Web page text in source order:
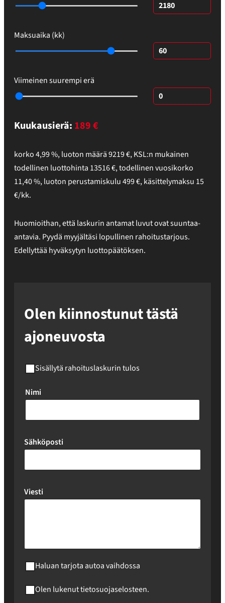
Maksuaika (kk)
Viimeinen suurempi erä
Kuukausierä: 189€
korko4,99%,luoton määrä9219€,KSL:n mukainen
todellinen luottohinta 13516€,todellinen vuosikorko
11,40%, luoton perustamiskulu499€, käsittelymaksu 15
€/kk.
Huomioithan, että laskurin antamat luvut ovat suuntaa-
antavia. Pyydä myyjältäsi lopullinen rahoitustarjous.
Edellyttää hyväksytyn luottopäätöksen.
Olen kiinnostunut tästä
ajoneuvosta
Sisällytä rahoituslaskurin tulos
Nimi
Sähköposti
Viesti
Haluan tarjota autoa vaihdossa
Olen lukenut tietosuojaselosteen.